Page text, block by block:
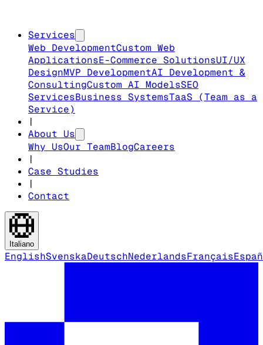
Services
Web DevelopmentCustom Web
ApplicationsE-Commerce SolutionsUI/UX
DesignMVP DevelopmentAI Development &
ConsultingCustom AI ModelsSEO
ServicesBusiness SystemsTaaS (Team as a
Service)
|
About Us
Why UsOur TeamBlogCareers
|
Case Studies
|
Contact
Italiano
EnglishSvenskaDeutschNederlandsFrançais